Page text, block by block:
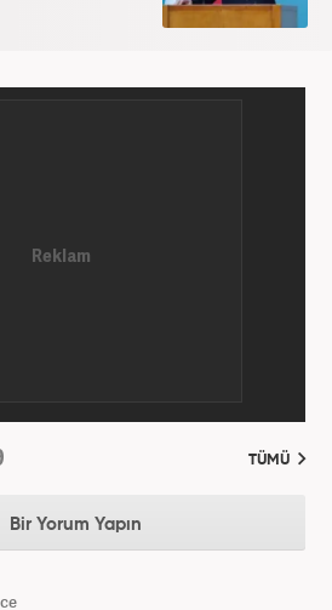
TÜMÜ
Bir Yorum Yapın